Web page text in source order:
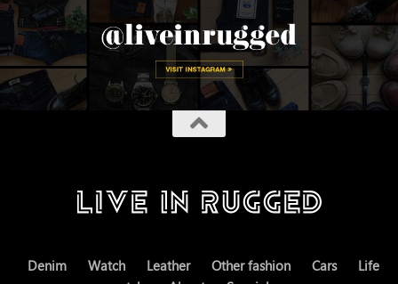
Denim Watch Leather Other fashion Cars
Life